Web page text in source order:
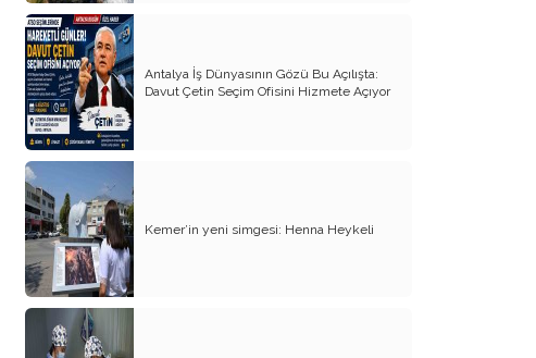
Çağımızın Hastalığı Madde Bağımlılığı
Yürek Burkan İsyanlarım
Organ Nakli ve Bağışı Hakkında
Görüşlerim
Suyumuz Isınıyor Haberiniz Olsun!!
Sözde Kadın Hakları Günü
Engellilerimize Engel Olmayalım
Öğretmenler Günü ve Eğitim
Sistemimiz
Kreşten Üniversiteye Tavsiyelerim
Antalya İş Dünyasının Gözü Bu Açılışta:
Davut Çetin Seçim Ofisini Hizmete Açıyor
Kemer’in yeni simgesi: Henna Heykeli